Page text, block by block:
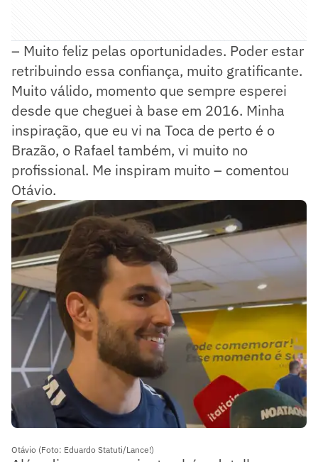
– Muito feliz pelas oportunidades. Poder estar
retribuindo essa confiança, muito gratificante.
Muito válido, momento que sempre esperei
desde que cheguei à base em 2016. Minha
inspiração, que eu vi na Toca de perto é o
Brazão, o Rafael também, vi muito no
profissional. Me inspiram muito – comentou
Otávio.
Otávio (Foto: Eduardo Statuti/Lance!)